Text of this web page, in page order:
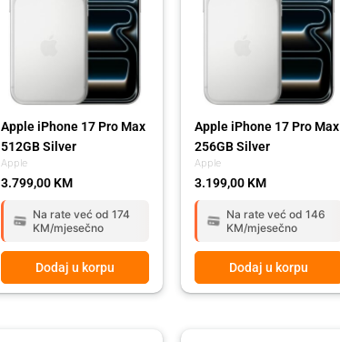
Apple
Apple iPhone 17 Pro Max
512GB Silver
3.799,00 KM
Na rate već od 174
KM/mjesečno
Dodaj u korpu
Apple
Apple iPhone 17 Pro Max
256GB Silver
3.199,00 KM
Na rate već od 146
KM/mjesečno
Dodaj u korpu